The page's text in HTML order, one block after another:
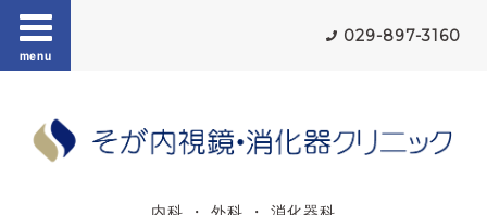
menu
029-897-3160